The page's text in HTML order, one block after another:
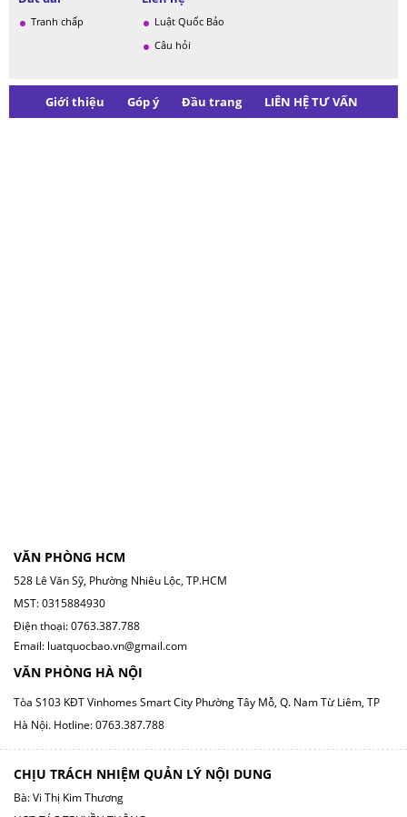
Tranh chấp
Luật Quốc Bảo
Câu hỏi
Giới thiệu Góp ý Đầu trang LIÊN HỆ TƯ VẤN
VĂN PHÒNG HCM
528 Lê Văn Sỹ, Phường Nhiêu Lộc, TP.HCM
MST: 0315884930
Điện thoại: 0763.387.788
Email: luatquocbao.vn@gmail.com
VĂN PHÒNG HÀ NỘI
Tòa S103 KĐT Vinhomes Smart City Phường Tây Mỗ, Q. Nam Từ Liêm, TP
Hà Nội. Hotline: 0763.387.788
CHỊU TRÁCH NHIỆM QUẢN LÝ NỘI DUNG
Bà: Vi Thị Kim Thương